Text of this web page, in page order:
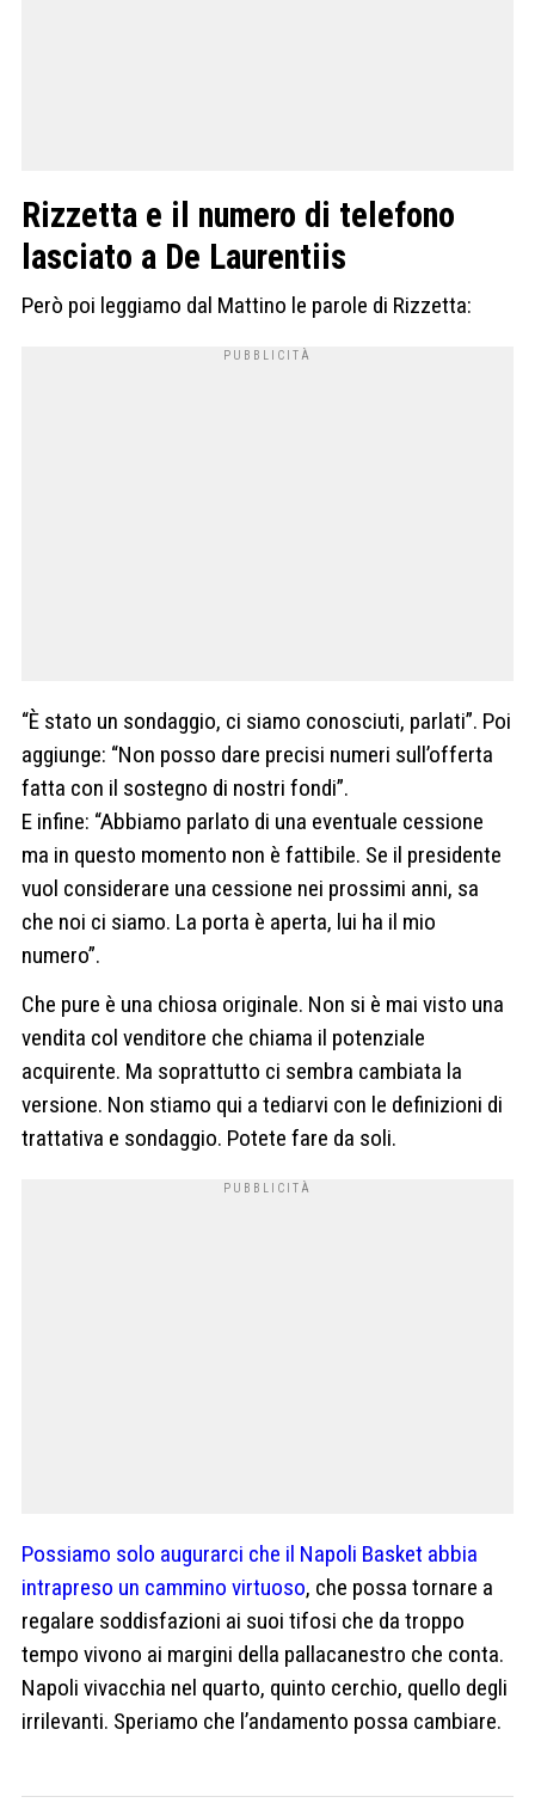
Rizzetta e il numero di telefono
lasciato a De Laurentiis
Però poi leggiamo dal Mattino le parole di Rizzetta:
“È stato un sondaggio, ci siamo conosciuti, parlati”. Poi
aggiunge: “Non posso dare precisi numeri sull’offerta
fatta con il sostegno di nostri fondi”.
E infine: “Abbiamo parlato di una eventuale cessione
ma in questo momento non è fattibile. Se il presidente
vuol considerare una cessione nei prossimi anni, sa
che noi ci siamo. La porta è aperta, lui ha il mio
numero”.
Che pure è una chiosa originale. Non si è mai visto una
vendita col venditore che chiama il potenziale
acquirente. Ma soprattutto ci sembra cambiata la
versione. Non stiamo qui a tediarvi con le definizioni di
trattativa e sondaggio. Potete fare da soli.
Possiamo solo augurarci che il Napoli Basket abbia
intrapreso un cammino virtuoso, che possa tornare a
regalare soddisfazioni ai suoi tifosi che da troppo
tempo vivono ai margini della pallacanestro che conta.
Napoli vivacchia nel quarto, quinto cerchio, quello degli
irrilevanti. Speriamo che l’andamento possa cambiare.